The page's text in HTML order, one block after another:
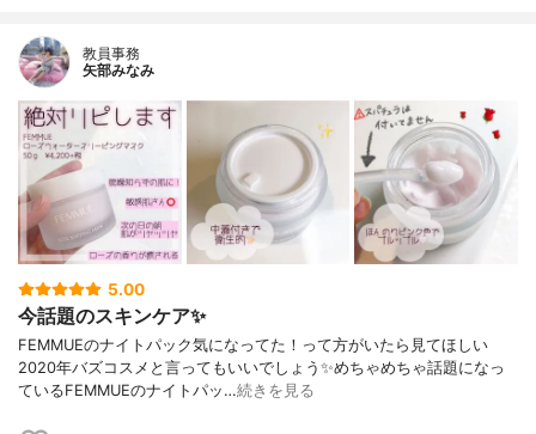
教員事務
矢部みなみ
5.00
今話題のスキンケア✨
FEMMUEのナイトパック気になってた！って方がいたら見てほしい
2020年バズコスメと言ってもいいでしょう✨めちゃめちゃ話題になっ
ているFEMMUEのナイトパッ…続きを見る